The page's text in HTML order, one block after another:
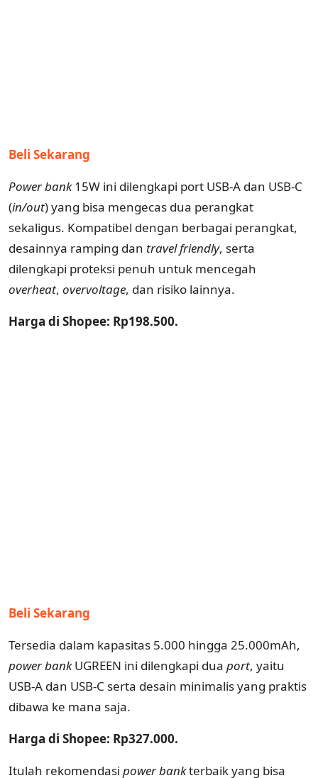
Beli Sekarang
Power bank15W ini dilengkapi port USB-A dan USB-C
(in/out) yang bisa mengecas dua perangkat
sekaligus. Kompatibel dengan berbagai perangkat,
desainnya ramping dan travel friendly, serta
dilengkapi proteksi penuh untuk mencegah
overheat, overvoltage, dan risiko lainnya.
Harga di Shopee: Rp198.500.
Beli Sekarang
Tersedia dalam kapasitas 5.000 hingga 25.000mAh,
power bankUGREEN ini dilengkapi dua port, yaitu
USB-A dan USB-C serta desain minimalis yang praktis
dibawa ke mana saja.
Harga di Shopee: Rp327.000.
Itulah rekomendasi powerbankterbaik yang bisa